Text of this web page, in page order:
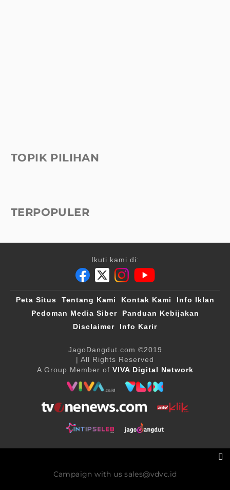
TOPIK PILIHAN
TERPOPULER
Ikuti kami di:
Peta Situs Tentang Kami Kontak Kami
Info Iklan
Pedoman Media Siber
Panduan Kebijakan
Disclaimer
Info Karir
JagoDangdut.com ©2019
| All Rights Reserved
A Group Member of VIVA Digital Network
